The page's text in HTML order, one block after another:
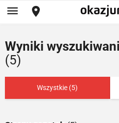
Wyniki
(5)
Wszystkie (5)